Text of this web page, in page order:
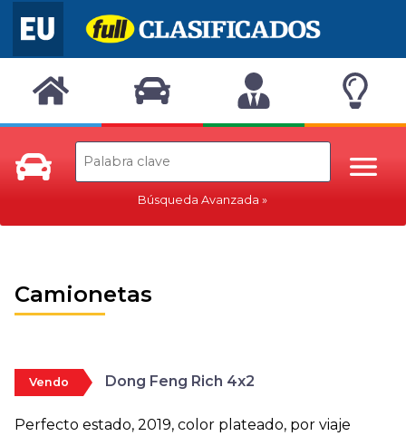
Búsqueda Avanzada
Camionetas
Vendo Dong Feng Rich 4x2
Perfecto estado, 2019, color plateado, por viaje